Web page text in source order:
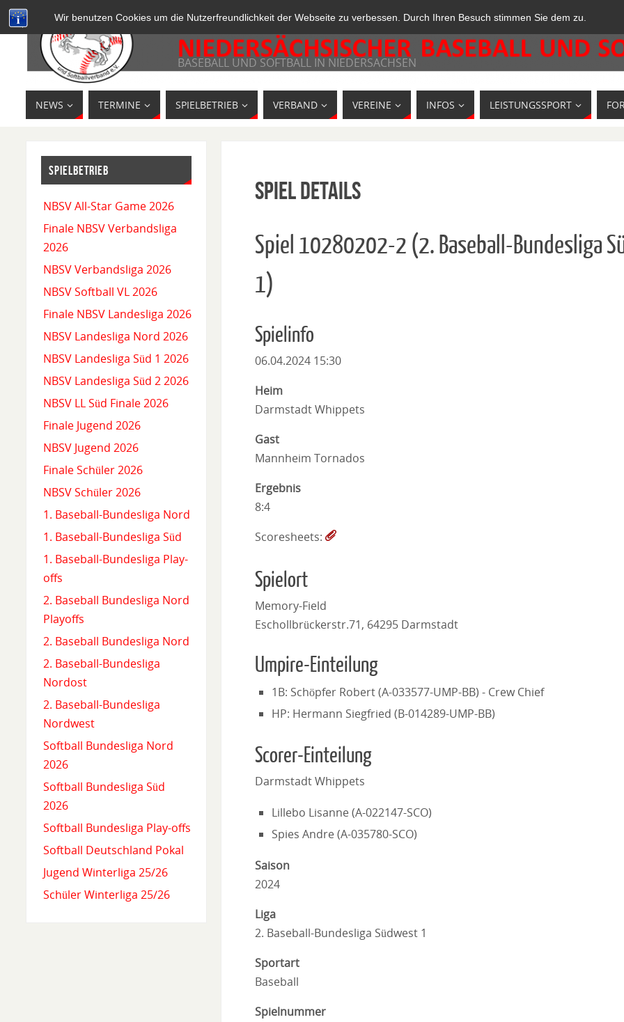
Wir benutzen Cookies um die Nutzerfreundlichkeit der Webseite zu verbessen. Durch Ihren Besuch stimmen Sie dem zu.
BASEBALL UND SOFTBALL IN NIEDERSACHSEN
NEWS TERMINE SPIELBETRIEB VERBAND VEREINE INFOS LEISTUNGSSPORT
Spiel Details
Spiel 10280202-2 (2. Baseball-Bundesliga
1)
Spielinfo
06.04.2024 15:30
Heim
Darmstadt Whippets
Gast
Mannheim Tornados
Ergebnis
8:4
Scoresheets:
Spielort
Memory-Field
Eschollbrückerstr.71, 64295 Darmstadt
Umpire-Einteilung
1B: Schöpfer Robert (A-033577-UMP-BB) - Crew Chief
HP: Hermann Siegfried (B-014289-UMP-BB)
Scorer-Einteilung
Darmstadt Whippets
Lillebo Lisanne (A-022147-SCO)
Spies Andre (A-035780-SCO)
Saison
2024
Liga
2. Baseball-Bundesliga Südwest 1
Sportart
Baseball
Spielnummer
SPIELBETRIEB
NBSV All-Star Game 2026
Finale NBSV Verbandsliga
2026
NBSV Verbandsliga 2026
NBSV Softball VL 2026
Finale NBSV Landesliga 2026
NBSV Landesliga Nord 2026
NBSV Landesliga Süd 1 2026
NBSV Landesliga Süd 2 2026
NBSV LL Süd Finale 2026
Finale Jugend 2026
NBSV Jugend 2026
Finale Schüler 2026
NBSV Schüler 2026
1. Baseball-Bundesliga Nord
1. Baseball-Bundesliga Süd
1. Baseball-Bundesliga Play-
offs
2. Baseball Bundesliga Nord
Playoffs
2. Baseball Bundesliga Nord
2. Baseball-Bundesliga
Nordost
2. Baseball-Bundesliga
Nordwest
Softball Bundesliga Nord
2026
Softball Bundesliga Süd
2026
Softball Bundesliga Play-offs
Softball Deutschland Pokal
Jugend Winterliga 25/26
Schüler Winterliga 25/26